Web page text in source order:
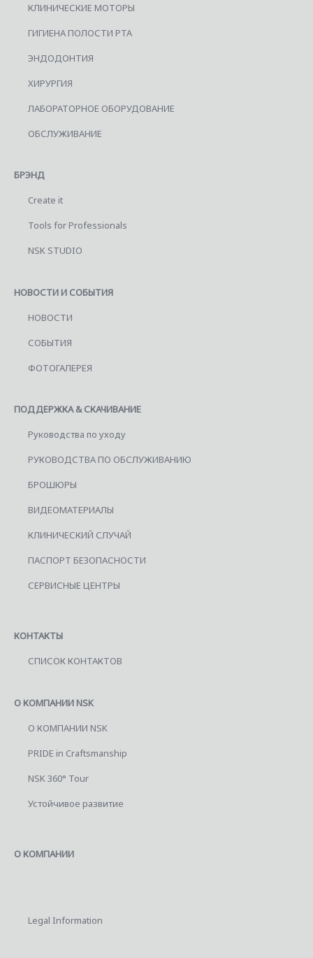
КЛИНИЧЕСКИЕ МОТОРЫ
ГИГИЕНА ПОЛОСТИ РТА
ЭНДОДОНТИЯ
ХИРУРГИЯ
ЛАБОРАТОРНОЕ ОБОРУДОВАНИЕ
ОБСЛУЖИВАНИЕ
БРЭНД
Create it
Tools for Professionals
NSK STUDIO
НОВОСТИ И СОБЫТИЯ
НОВОСТИ
СОБЫТИЯ
ФОТОГАЛЕРЕЯ
ПОДДЕРЖКА & СКАЧИВАНИЕ
Руководства по уходу
РУКОВОДСТВА ПО ОБСЛУЖИВАНИЮ
БРОШЮРЫ
ВИДЕОМАТЕРИАЛЫ
КЛИНИЧЕСКИЙ СЛУЧАЙ
ПАСПОРТ БЕЗОПАСНОСТИ
СЕРВИСНЫЕ ЦЕНТРЫ
КОНТАКТЫ
СПИСОК КОНТАКТОВ
О КОМПАНИИ NSK
О КОМПАНИИ NSK
PRIDE in Craftsmanship
NSK 360° Tour
Устойчивое развитие
О КОМПАНИИ
Legal Information